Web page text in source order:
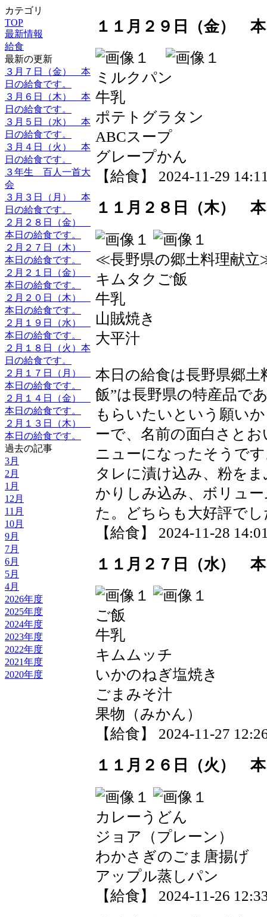
カテゴリ
TOP
最新情報
給食
最新の更新
３月７日（金） 本
日の給食です。
３月６日（木） 本
日の給食です。
３月５日（水） 本
日の給食です。
３月４日（火） 本
日の給食です。
３年生 百人一首大
会
３月３日（月） 本
日の給食です。
２月２８日（金）
本日の給食です。
２月２７日（木）
本日の給食です。
２月２１日（金）
本日の給食です。
２月２０日（木）
本日の給食です。
２月１９日（水）
本日の給食です。
２月１８日（火）本
日の給食です。
２月１７日（月）
本日の給食です。
２月１４日（金）
本日の給食です。
２月１３日（木）
本日の給食です。
過去の記事
3月
2月
1月
12月
11月
10月
9月
7月
6月
5月
4月
2026年度
2025年度
2024年度
2023年度
2022年度
2021年度
2020年度
１１月２９日（金）
ミルクパン
牛乳
ポテトグラタン
ABCスープ
グレープかん
【給食】 2024-11-29
１１月２８日（木）
≪長野県の郷土料理献
キムタクご飯
牛乳
山賊焼き
大平汁
本日の給食は長野県郷
飯”は長野県の特産品で
もらいたいという願い
ーで、名前の面白さと
ニューになったそうで
タレに漬け込み、粉を
かりしみ込み、ボリュ
た。どちらも大好評でし
【給食】 2024-11-28
１１月２７日（水）
ご飯
牛乳
キムムッチ
いかのねぎ塩焼き
ごまみそ汁
果物（みかん）
【給食】 2024-11-27
１１月２６日（火）
カレーうどん
ジョア（プレーン）
わかさぎのごま唐揚げ
アップル蒸しパン
【給食】 2024-11-26